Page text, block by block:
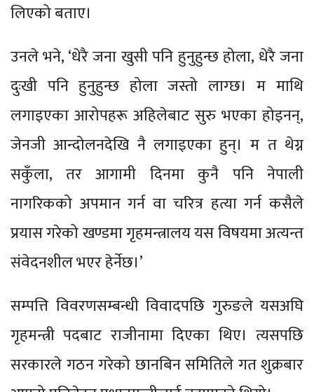
लिएको बताए।
उनले भने, ‘धेरै जना खुसी पनि हुनुहुन्छ होला, धेरै जना
दुःखी पनि हुनुहुन्छ होला जस्तो लाग्छ। म माथि
लगाइएका आरोपहरू अहिलेबाट सुरु भएका होइनन्,
जेनजी आन्दोलनदेखि नै लगाइएका हुन्। म त थेग्न
सकुँला, तर आगामी दिनमा कुनै पनि नेपाली
नागरिकको अपमान गर्न वा चरित्र हत्या गर्न कसैले
प्रयास गरेको खण्डमा गृहमन्त्रालय यस विषयमा अत्यन्त
संवेदनशील भएर हेर्नेछ।’
सम्पत्ति विवरणसम्बन्धी विवादपछि गुरुङले यसअघि
गृहमन्त्री पदबाट राजीनामा दिएका थिए। त्यसपछि
सरकारले गठन गरेको छानबिन समितिले गत शुक्रबार